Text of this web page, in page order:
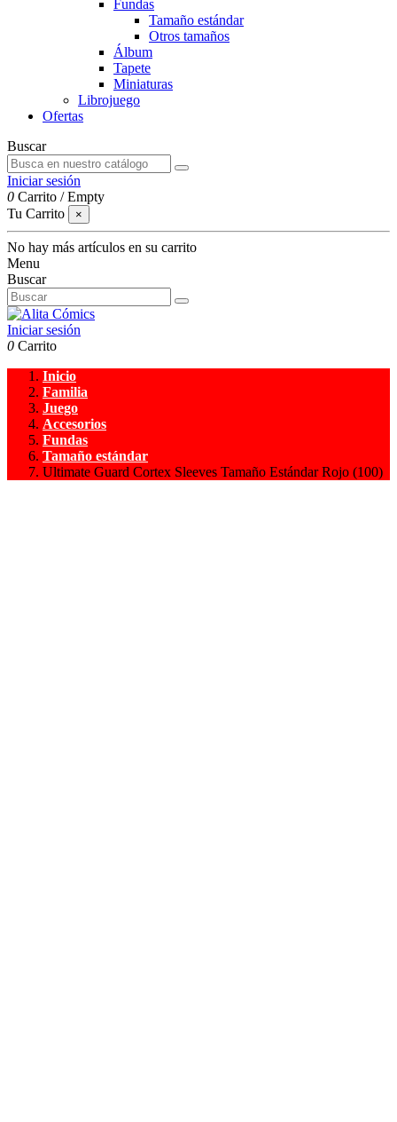
Fundas
Tamaño estándar
Otros tamaños
Álbum
Tapete
Miniaturas
Librojuego
Ofertas
Buscar
Iniciar sesión
0 Carrito /Empty
Tu Carrito
×
No hay más artículos en su carrito
Menu
Buscar
Iniciar sesión
0 Carrito
Inicio
Familia
Juego
Accesorios
Fundas
Tamaño estándar
Ultimate Guard Cortex Sleeves Tamaño Estándar Rojo (100)